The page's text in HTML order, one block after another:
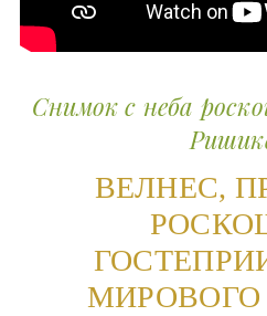
Снимок с неба
ВЕЛНЕС,
МИРОВОГО